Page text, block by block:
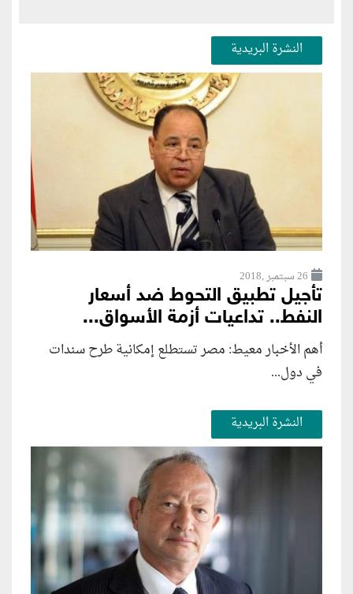
النشرة البريدية
26 سبتمبر ,2018
تأجيل تطبيق التحوط ضد أسعار
النفط.. تداعيات أزمة الأسواق...
أهم الأخبار معيط: مصر تستطلع إمكانية طرح سندات
في دول...
النشرة البريدية